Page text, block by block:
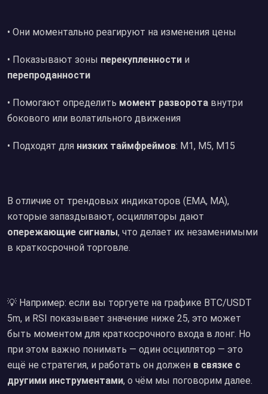
• Они моментально реагируют на изменения цены
• Показывают зоны перекупленности и
перепроданности
• Помогают определить момент разворота внутри
бокового или волатильного движения
• Подходят для низких таймфреймов: M1, M5, M15
В отличие от трендовых индикаторов (EMA, MA),
которые запаздывают, осцилляторы дают
опережающие сигналы, что делает их незаменимыми
в краткосрочной торговле.
💡 Например: если вы торгуете на графике BTC/USDT
5m, и RSI показывает значение ниже 25, это может
быть моментом для краткосрочного входа в лонг. Но
при этом важно понимать — один осциллятор — это
ещё не стратегия, и работать он должен в связке с
другими инструментами, о чём мы поговорим далее.